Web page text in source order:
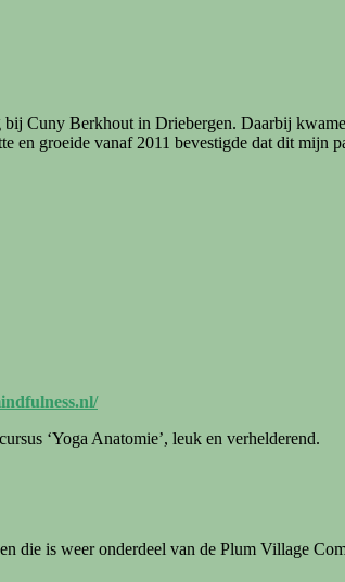
Cuny Berkhout in Driebergen. Daarbij
en groeide vanaf 2011 bevestigde dat dit mijn
‘Yoga Anatomie’, leuk en verhelderend.
die is weer onderdeel van de Plum Village